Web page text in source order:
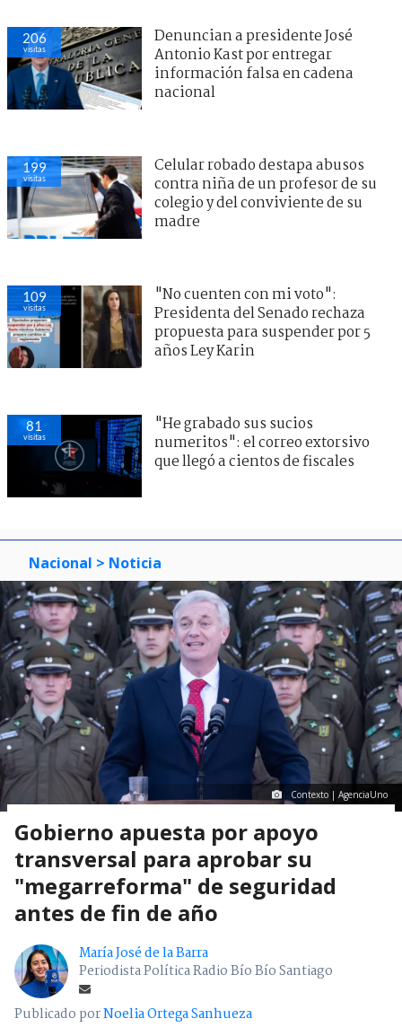
206
visitas
Denuncian a presidente José
Antonio Kast por entregar
información falsa en cadena
nacional
199
visitas
Celular robado destapa abusos
contra niña de un profesor de su
colegio y del conviviente de su
madre
109
visitas
"No cuenten con mi voto":
Presidenta del Senado rechaza
propuesta para suspender por 5
años Ley Karin
81
visitas
"He grabado sus sucios
numeritos": el correo extorsivo
que llegó a cientos de fiscales
Nacional > Noticia
Contexto | AgenciaUno
Gobierno apuesta por apoyo
transversal para aprobar su
"megarreforma" de seguridad
antes de fin de año
María José de la Barra
Periodista Política Radio Bío Bío Santiago
Publicado porNoelia Ortega Sanhueza